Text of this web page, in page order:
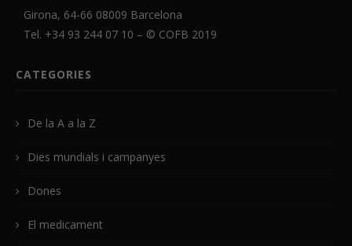
Girona, 64-66 08009 Barcelona
Tel. +34 93 244 07 10 – © COFB 2019
CATEGORIES
De la A a la Z
Dies mundials i campanyes
Dones
El medicament